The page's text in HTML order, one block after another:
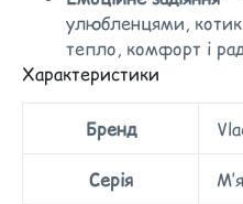
улюбленцями,
тепло, комфорт і
Характеристики
Бренд
Серія